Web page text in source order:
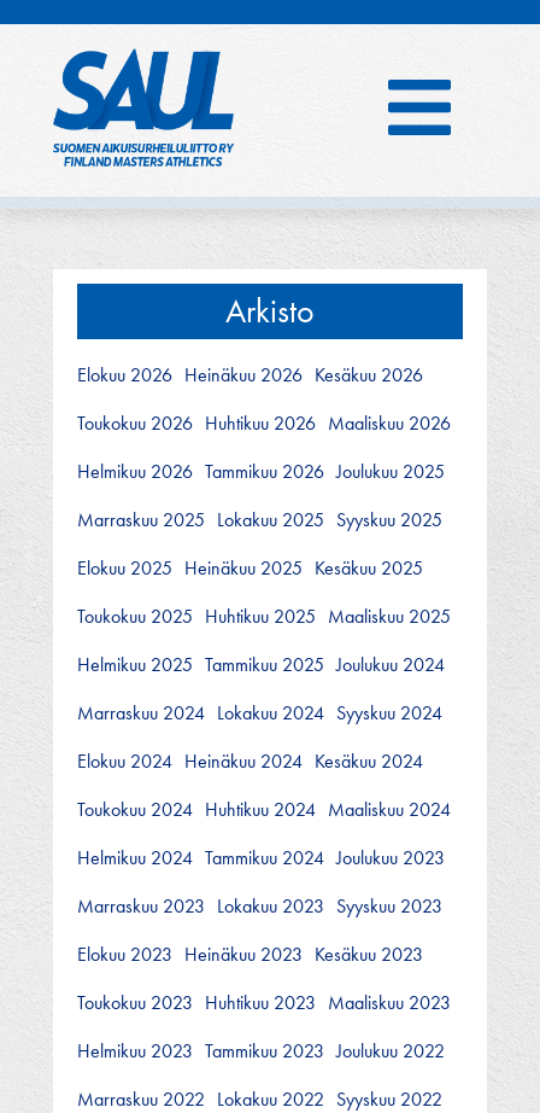
Arkisto
Elokuu 2026 Heinäkuu 2026 Kesäkuu 2026
Toukokuu 2026 Huhtikuu 2026 Maaliskuu 2026
Helmikuu 2026 Tammikuu 2026 Joulukuu 2025
Marraskuu 2025 Lokakuu 2025 Syyskuu 2025
Elokuu 2025 Heinäkuu 2025 Kesäkuu 2025
Toukokuu 2025 Huhtikuu 2025 Maaliskuu 2025
Helmikuu 2025 Tammikuu 2025 Joulukuu 2024
Marraskuu 2024 Lokakuu 2024 Syyskuu 2024
Elokuu 2024 Heinäkuu 2024 Kesäkuu 2024
Toukokuu 2024 Huhtikuu 2024 Maaliskuu 2024
Helmikuu 2024 Tammikuu 2024 Joulukuu 2023
Marraskuu 2023 Lokakuu 2023 Syyskuu 2023
Elokuu 2023 Heinäkuu 2023 Kesäkuu 2023
Toukokuu 2023 Huhtikuu 2023 Maaliskuu 2023
Helmikuu 2023 Tammikuu 2023 Joulukuu 2022
Marraskuu 2022 Lokakuu 2022 Syyskuu 2022